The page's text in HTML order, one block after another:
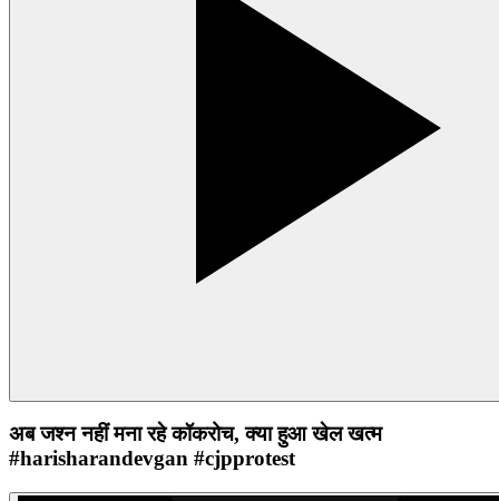
अब जश्न नहीं मना रहे कॉकरोच, क्या हुआ खेल खत्म
#harisharandevgan #cjpprotest